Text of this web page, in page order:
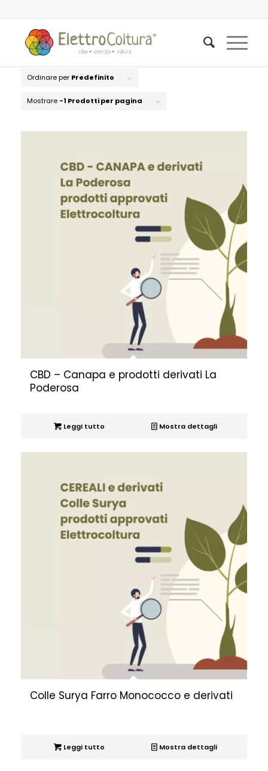
Ordinare per Predefinito
Mostrare -1 Prodotti per pagina
CBD – Canapa e prodotti derivati La
Poderosa
Leggi tutto Mostra dettagli
Colle Surya Farro Monococco e derivati
Leggi tutto Mostra dettagli